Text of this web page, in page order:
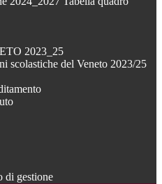
2023_25
scolastiche del Veneto 2023/25
di gestione